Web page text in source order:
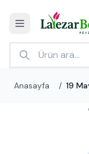
Anasayfa / 19